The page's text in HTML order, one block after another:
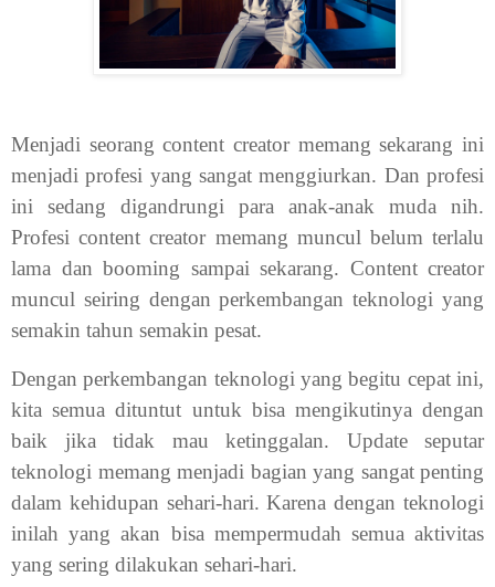
Menjadi seorang content creator memang sekarang ini
menjadi profesi yang sangat menggiurkan. Dan profesi
ini sedang digandrungi para anak-anak muda nih.
Profesi content creator memang muncul belum terlalu
lama dan booming sampai sekarang. Content creator
muncul seiring dengan perkembangan teknologi yang
semakin tahun semakin pesat.
Dengan perkembangan teknologi yang begitu cepat ini,
kita semua dituntut untuk bisa mengikutinya dengan
baik jika tidak mau ketinggalan. Update seputar
teknologi memang menjadi bagian yang sangat penting
dalam kehidupan sehari-hari. Karena dengan teknologi
inilah yang akan bisa mempermudah semua aktivitas
yang sering dilakukan sehari-hari.